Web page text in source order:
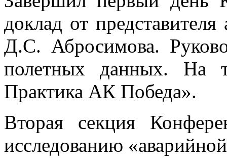
доклад от
Д.С. Абросимова.
полетных данных. На
Практика АК Победа».
Вторая секция
исследованию